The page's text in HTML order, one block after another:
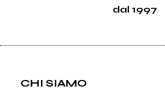
dal 1997
CHI SIAMO